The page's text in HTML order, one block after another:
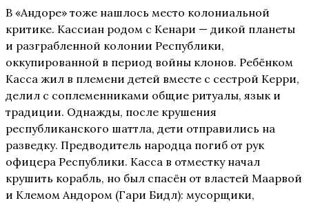
В «Андоре» тоже нашлось место колониальной
критике. Кассиан родом с Кенари — дикой планеты
и разграбленной колонии Республики,
оккупированной в период войны клонов. Ребёнком
Касса жил в племени детей вместе с сестрой Керри,
делил с соплеменниками общие ритуалы, язык и
традиции. Однажды, после крушения
республиканского шаттла, дети отправились на
разведку. Предводитель народца погиб от рук
офицера Республики. Касса в отместку начал
крушить корабль, но был спасён от властей Маарвой
и Клемом Андором (Гари Бидл): мусорщики,